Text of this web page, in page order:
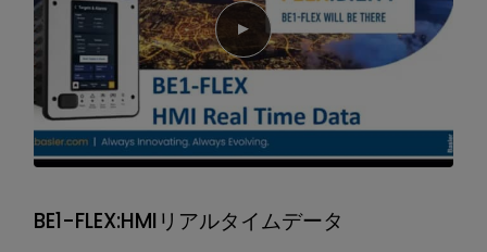
Play video
BE1-FLEX:HMIリアルタイムデータ